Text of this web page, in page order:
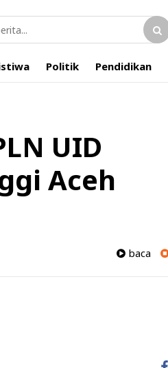
Politik Pendidikan
UID
Aceh
baca